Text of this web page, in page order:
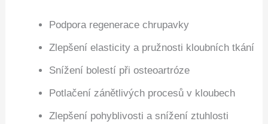
Podpora regenerace chrupavky
Zlepšení elasticity a pružnosti kloubních tkání
Snížení bolestí při osteoartróze
Potlačení zánětlivých procesů v kloubech
Zlepšení pohyblivosti a snížení ztuhlosti